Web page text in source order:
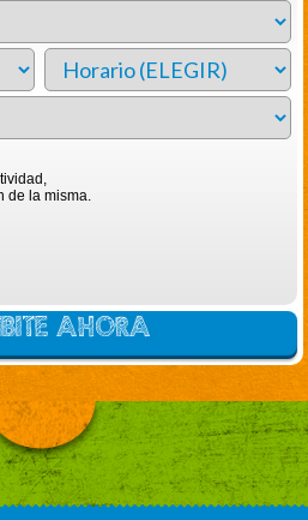
de la misma.
AHORA